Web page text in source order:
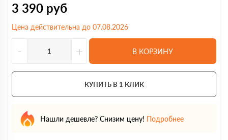
3 390 руб
Цена действительна до 07.08.2026
- + В КОРЗИНУ
КУПИТЬ В 1 КЛИК
Нашли дешевле? Снизим цену! Подробнее